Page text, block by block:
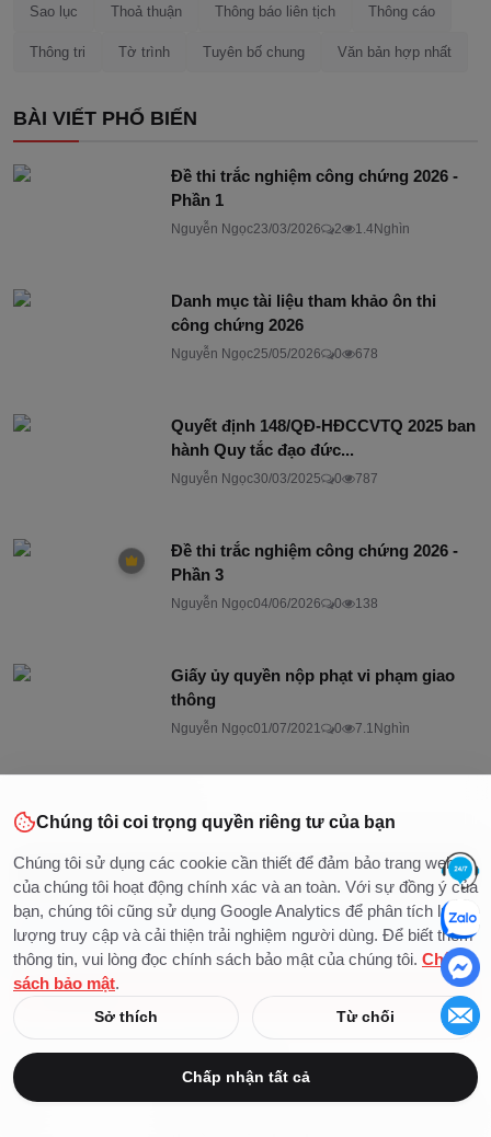
Sao lục Thoả thuận Thông báo liên tịch Thông cáo
Thông tri Tờ trình Tuyên bố chung Văn bản hợp nhất
BÀI VIẾT PHỔ BIẾN
Đề thi trắc nghiệm công chứng 2026 -
Phần 1
Nguyễn Ngọc23/03/2026 2 1.4Nghìn
Danh mục tài liệu tham khảo ôn thi
công chứng 2026
Nguyễn Ngọc25/05/2026 0 678
Quyết định 148/QĐ-HĐCCVTQ 2025 ban
hành Quy tắc đạo đức...
Nguyễn Ngọc30/03/2025 0 787
Đề thi trắc nghiệm công chứng 2026 -
Phần 3
Nguyễn Ngọc04/06/2026 0 138
Giấy ủy quyền nộp phạt vi phạm giao
thông
Nguyễn Ngọc01/07/2021 0 7.1Nghìn
X (Twitter)
Facebook
YouTube
BÀI ĐĂNG ĐƯỢC ĐỀ XUẤT
Chúng tôi coi trọng quyền riêng tư của bạn
Chúng tôi sử dụng các cookie cần thiết để đảm bảo trang web
của chúng tôi hoạt động chính xác và an toàn. Với sự đồng ý của
bạn, chúng tôi cũng sử dụng Google Analytics để phân tích lưu
lượng truy cập và cải thiện trải nghiệm người dùng. Để biết thêm
thông tin, vui lòng đọc chính sách bảo mật của chúng tôi. Chính
sách bảo mật.
Sở thích Từ chối
Chấp nhận tất cả